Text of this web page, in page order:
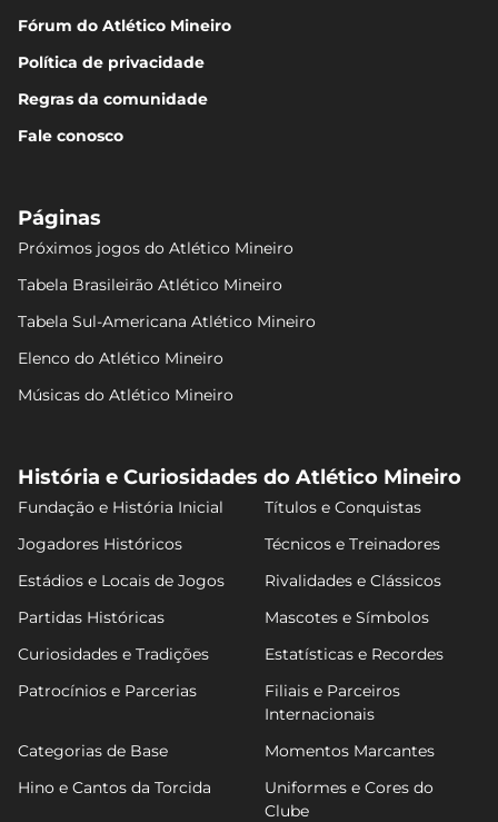
Fórum do Atlético Mineiro
Política de privacidade
Regras da comunidade
Fale conosco
Páginas
Próximos jogos do Atlético Mineiro
Tabela Brasileirão Atlético Mineiro
Tabela Sul-Americana Atlético Mineiro
Elenco do Atlético Mineiro
Músicas do Atlético Mineiro
História e Curiosidades do Atlético Mineiro
Fundação e História Inicial
Títulos e Conquistas
Jogadores Históricos
Técnicos e Treinadores
Estádios e Locais de Jogos
Rivalidades e Clássicos
Partidas Históricas
Mascotes e Símbolos
Curiosidades e Tradições
Estatísticas e Recordes
Patrocínios e Parcerias
Filiais e Parceiros
Internacionais
Categorias de Base
Momentos Marcantes
Hino e Cantos da Torcida
Uniformes e Cores do
Clube